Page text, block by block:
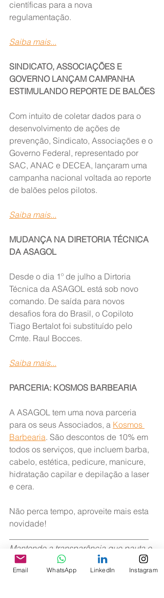
científicas para a nova
regulamentação.
Saiba mais...
SINDICATO, ASSOCIAÇÕES E
GOVERNO LANÇAM CAMPANHA
ESTIMULANDO REPORTE DE BALÕES
Com intuito de coletar dados para o
desenvolvimento de ações de
prevenção, Sindicato, Associações e o
Governo Federal, representado por
SAC, ANAC e DECEA, lançaram uma
campanha nacional voltada ao reporte
de balões pelos pilotos.
Saiba mais...
MUDANÇA NA DIRETORIA TÉCNICA
DA ASAGOL
Desde o dia 1º de julho a Dirtoria
Técnica da ASAGOL está sob novo
comando. De saída para novos
desafios fora do Brasil, o Copiloto
Tiago Bertalot foi substituído pelo
Cmte. Raul Bocces.
Saiba mais...
PARCERIA: KOSMOS BARBEARIA
A ASAGOL tem uma nova parceria
para os seus Associados, a Kosmos
Barbearia. São descontos de 10% em
todos os serviços, que incluem barba,
cabelo, estética, pedicure, manicure,
hidratação capilar e depilação a laser
e cera.
Não perca tempo, aproveite mais esta
novidade!
Mantendo a transparência que pauta o
trabalho da Diretoria da Associação,
disponibilizamos a seguir o número de
Email WhatsApp LinkedIn Instagram